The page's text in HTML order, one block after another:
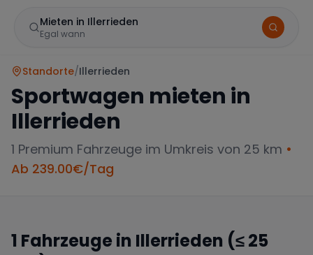
Mieten in Illerrieden
Egal wann
Standorte/Illerrieden
Sportwagen mieten in
Illerrieden
1 Premium Fahrzeuge im Umkreis von 25 km •
Ab 239.00€/Tag
1 Fahrzeuge in Illerrieden (≤ 25